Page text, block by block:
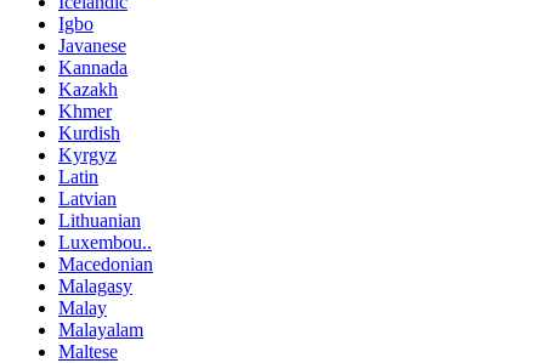
Igbo
Javanese
Kannada
Kazakh
Khmer
Kurdish
Kyrgyz
Latin
Latvian
Lithuanian
Luxembou..
Macedonian
Malagasy
Malay
Malayalam
Maltese